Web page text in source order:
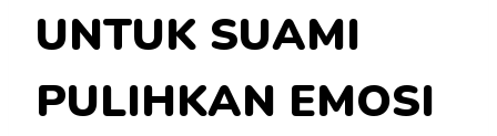
UNTUK SUAMI
PULIHKAN EMOSI